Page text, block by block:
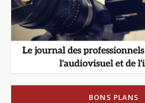
BONS PLANS